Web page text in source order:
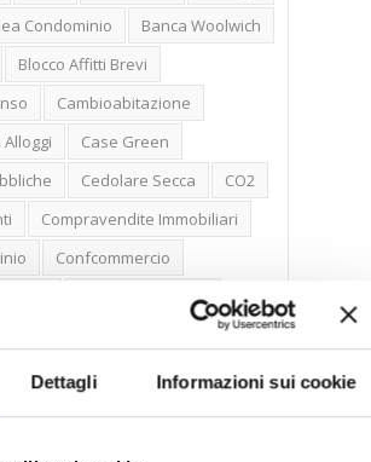
Dettagli Informazioni sui cookie
Condominio
Banca Woolwich
Blocco Affitti Brevi
Cambioabitazione
Case Green
Cedolare Secca
CO2
Compravendite Immobiliari
Confcommercio
Detrazioni Edilizie
Firenze
Green Deal
Green Party
Green
Irregolarità Formali